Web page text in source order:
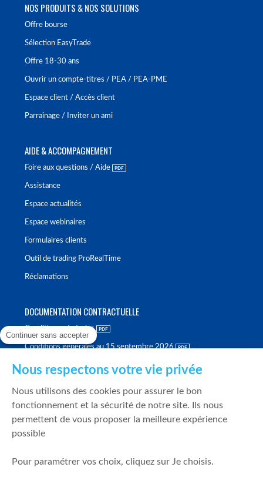
NOS PRODUITS & NOS SOLUTIONS
Offre bourse
Sélection EasyTrade
Offre 18-30 ans
Ouvrir un compte-titres / PEA / PEA-PME
Espace client / Accès client
Parrainage / Inviter un ami
AIDE & ACCOMPAGNEMENT
Foire aux questions / Aide
Assistance
Espace actualités
Espace webinaires
Formulaires clients
Outil de trading ProRealTime
Réclamations
DOCUMENTATION CONTRACTUELLE
Conditions générales
Conditions générales au 15 septembre 2026
Politique de meilleure sélection
Politique de durabilité
Fonds de garantie des dépôts et de résolution
Continuer sans accepter
Nous respectons votre vie privée
Nous utilisons des cookies pour assurer le bon
fonctionnement et la sécurité de notre site. Ils nous
permettent de vous proposer la meilleure expérience
possible
Pour paramétrer vos choix, cliquez sur Je choisis.